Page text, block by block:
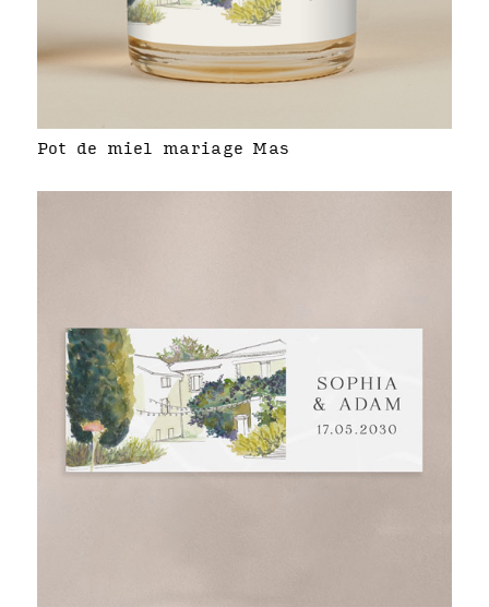
Pot de miel mariage Mas